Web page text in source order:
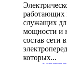
работающих
служащих
мощности и
состав сети
которых...